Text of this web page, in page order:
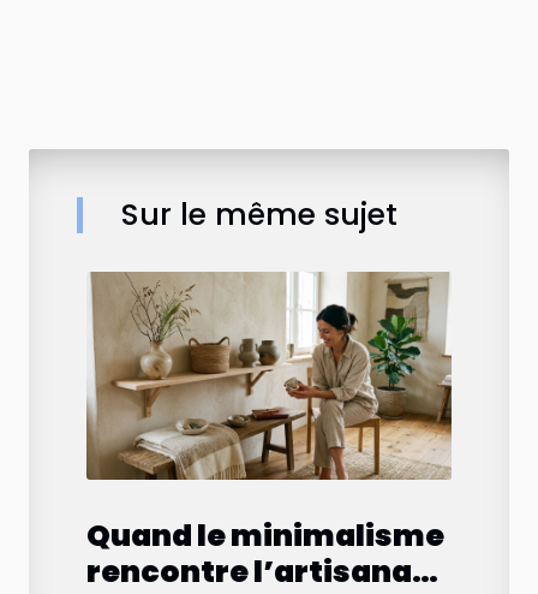
Sur le même sujet
Quand le minimalisme
rencontre l’artisanat :